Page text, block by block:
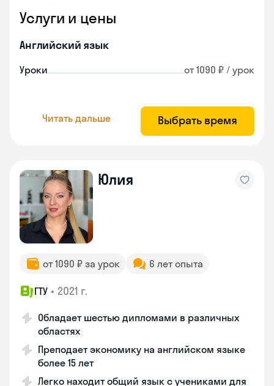
Услуги и цены
Английский язык
Уроки от 1090 ₽ / урок
Читать дальше Выбрать время
Юлия
от 1090 ₽ за урок 6 лет опыта
ГТУ • 2021 г.
Обладает шестью дипломами в различных
областях
Преподает экономику на английском языке
более 15 лет
Легко находит общий язык с учениками для